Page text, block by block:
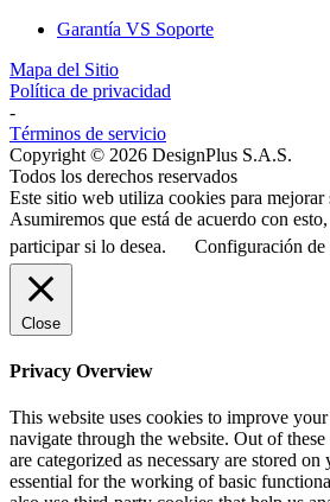
Garantía VS Soporte
Mapa del Sitio
Política de privacidad
-
Términos de servicio
Copyright © 2026 DesignPlus S.A.S.
Todos los derechos reservados
Este sitio web utiliza cookies para mejorar
Asumiremos que está de acuerdo con
participar si lo desea.
Configuración de
Close
Privacy Overview
This website uses cookies to improve
navigate through the website. Out of
are categorized as necessary are stored
essential for the working of basic